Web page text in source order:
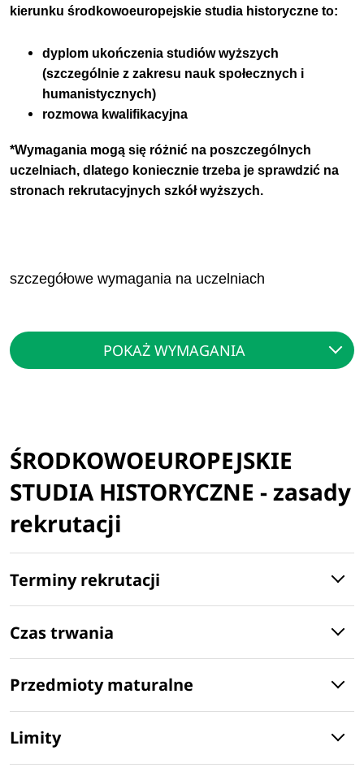
kierunku środkowoeuropejskie studia historyczne to:
dyplom ukończenia studiów wyższych
(szczególnie z zakresu nauk społecznych i
humanistycznych)
rozmowa kwalifikacyjna
*Wymagania mogą się różnić na poszczególnych
uczelniach, dlatego koniecznie trzeba je sprawdzić na
stronach rekrutacyjnych szkół wyższych.
szczegółowe wymagania na uczelniach
POKAŻ WYMAGANIA
ŚRODKOWOEUROPEJSKIE
STUDIA HISTORYCZNE - zasady
rekrutacji
Terminy rekrutacji
Czas trwania
Przedmioty maturalne
Limity